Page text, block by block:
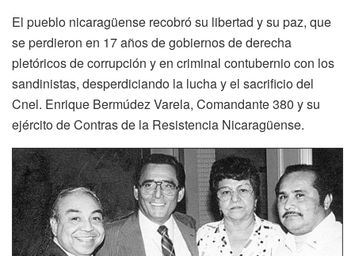
El pueblo nicaragüense recobró su libertad y su paz, que
se perdieron en 17 años de gobiernos de derecha
pletóricos de corrupción y en criminal contubernio con los
sandinistas, desperdiciando la lucha y el sacrificio del
Cnel. Enrique Bermúdez Varela, Comandante 380 y su
ejército de Contras de la Resistencia Nicaragüense.